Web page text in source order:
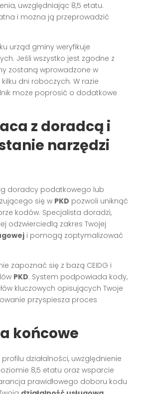
uwzględniając 8,5 etatu.
i można ją przeprowadzić
urząd gminy weryfikuje
Jeśli wszystko jest zgodne z
zostaną wprowadzone w
dni roboczych. W razie
może poprosić o dodatkowe
z doradcą i
narzędzi
doradcy podatkowego lub
się w PKD pozwoli uniknąć
kodów. Specjalista doradzi,
odzwierciedlą zakres Twojej
i pomogą zoptymalizować
zapoznać się z bazą CEIDG i
PKD. System podpowiada kody,
kluczowych opisujących Twoje
przyspiesza proces
końcowe
działalności, uwzględnienie
8,5 etatu oraz wsparcie
prawidłowego doboru kodu